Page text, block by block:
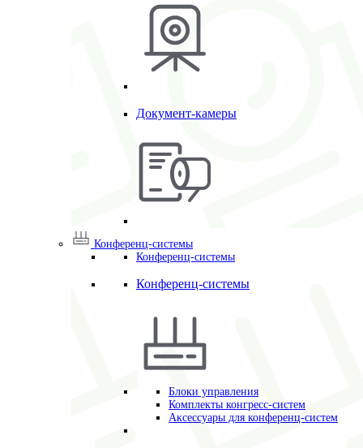
Документ-камеры
Конференц-системы
Конференц-системы
Конференц-системы
Блоки управления
Комплекты конгресс-систем
Аксессуары для конференц-систем